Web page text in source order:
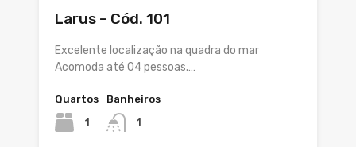
Larus – Cód. 101
Excelente localização na quadra do mar
Acomoda até 04 pessoas.…
Quartos
1
Banheiros
1